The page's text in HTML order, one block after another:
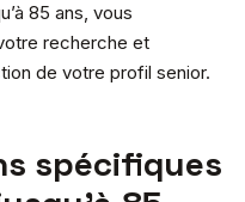
85 ans, vous
recherche et
de votre profil senior.
spécifiques